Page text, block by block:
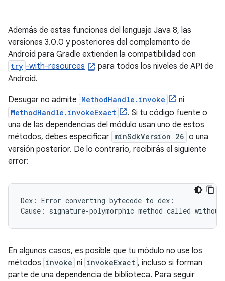
Además de estas funciones del lenguaje Java 8, las
versiones 3.0.0 y posteriores del complemento de
Android para Gradle extienden la compatibilidad con
try -with-resources
para todos los niveles de API de
Android.
Desugar no admite MethodHandle.invoke ni
MethodHandle.invokeExact
. Si tu código fuente o
una de las dependencias del módulo usan uno de estos
métodos, debes especificar minSdkVersion 26 o una
versión posterior. De lo contrario, recibirás el siguiente
error:
Dex: Error converting bytecode to dex:
En algunos casos, es posible que tu módulo no use los
métodos invoke ni invokeExact , incluso si forman
parte de una dependencia de biblioteca. Para seguir